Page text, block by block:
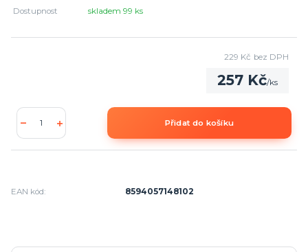
Dostupnost skladem 99 ks
257 Kč/ks
229 Kč bez DPH
Přidat do košíku
EAN kód: 8594057148102